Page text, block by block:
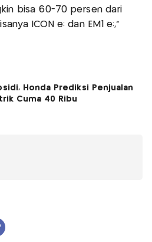
bisa 60-70 persen dari
ICON e: dan EM1 e:,"
Honda Prediksi Penjualan
Cuma 40 Ribu